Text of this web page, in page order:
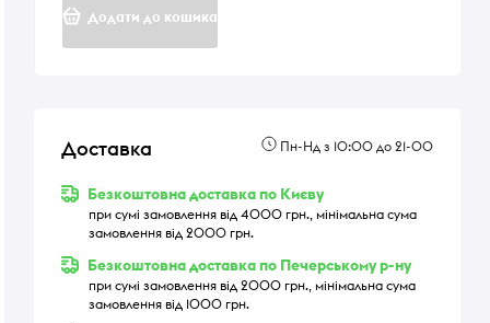
Додати до кошика
Доставка Пн-Нд з 10:00 до 21-00
Безкоштовна доставка по Києву
при сумі замовлення від 4000 грн., мінімальна сума
замовлення від 2000 грн.
Безкоштовна доставка по Печерському р-ну
при сумі замовлення від 2000 грн., мінімальна сума
замовлення від 1000 грн.